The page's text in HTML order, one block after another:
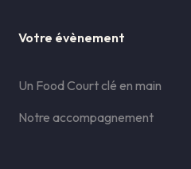
Votre évènement
Un Food Court clé en main
Notre accompagnement